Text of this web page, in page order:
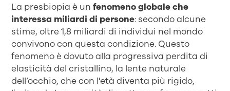
La presbiopia è unfenomeno globale che
interessa miliardi di persone: secondo alcune
stime, oltre 1,8 miliardi di individui nel mondo
convivono con questa condizione. Questo
fenomeno è dovuto alla progressiva perdita di
elasticità del cristallino, la lente naturale
dell’occhio, che con l'età diventa più rigido,